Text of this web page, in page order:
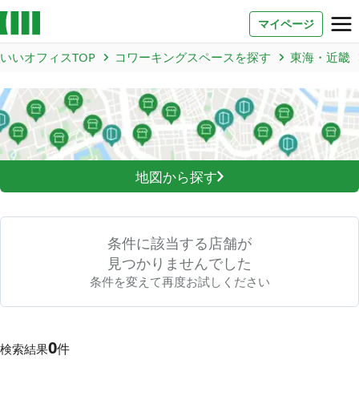
マイページ
よくあるご質問
法人での利用
店舗オーナー様へ
いいオフィス（コワーキングスペース）
いい会議室（会議室専用スペース）
FCオーナー募集
E Solution
いいオフィスTOP コワーキングスペースを探す 東海・近畿
地図から探す
条件に該当する店舗が
見つかりませんでした
条件を変えて再度お試しください
検索結果0件